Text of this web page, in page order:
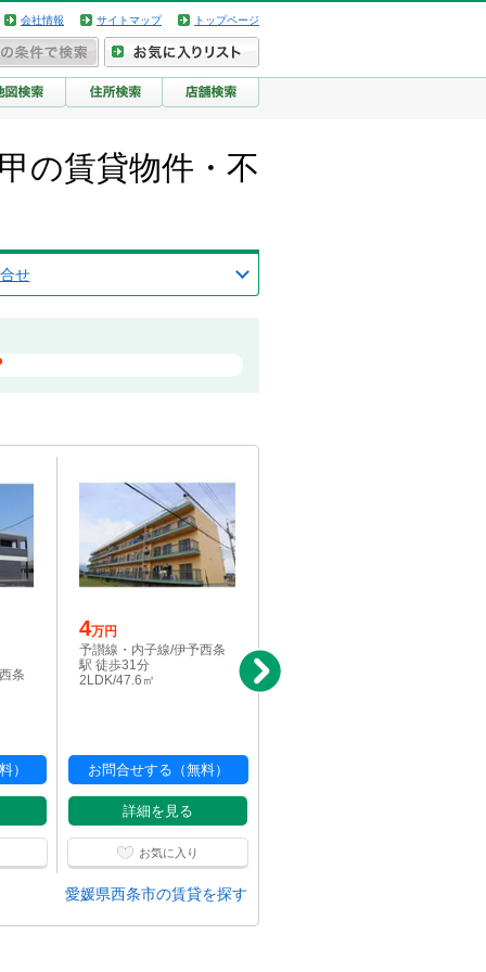
会社情報 サイトマップ トップページ
の賃貸物件・不
せ
条
）
4万円
予讃線・内子線/伊予西条
駅 徒歩31分
2LDK/47.6㎡
お問合せする（無料）
詳細を見る
お気に入り
予讃線・内子線/伊予西条
愛媛県西条市の賃貸を探す